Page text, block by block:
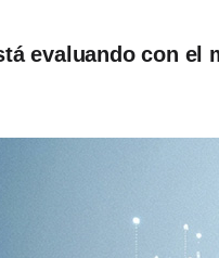
evaluando con el